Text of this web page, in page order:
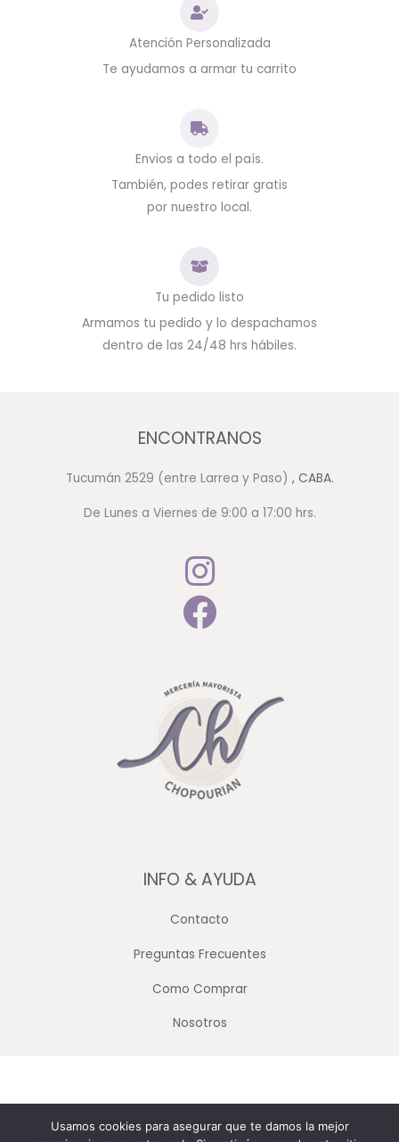
Atención Personalizada
Te ayudamos a armar tu carrito
Envios a todo el país.
También, podes retirar gratis
por nuestro local.
Tu pedido listo
Armamos tu pedido y lo despachamos
dentro de las 24/48 hrs hábiles.
ENCONTRANOS
Tucumán 2529 (entre Larrea y Paso) , CABA.
De Lunes a Viernes de 9:00 a 17:00 hrs.
INFO & AYUDA
Contacto
Preguntas Frecuentes
Como Comprar
Nosotros
Usamos cookies para asegurar que te damos la mejor